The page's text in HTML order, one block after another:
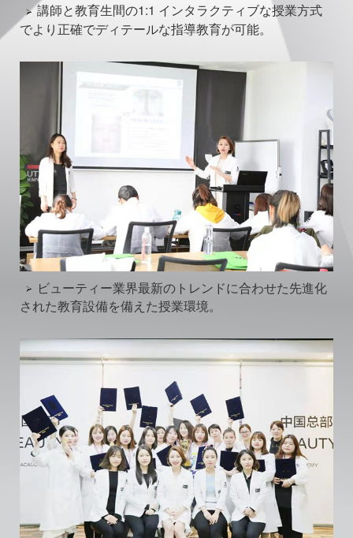
講師と教育生間の1:1 インタラクティブな授業方式
でより正確でディテールな指導教育が可能。
ビューティー業界最新のトレンドに合わせた先進化
された教育設備を備えた授業環境。